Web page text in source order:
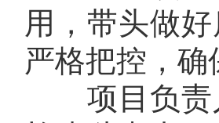
用，带头做
严格把控，
项目负责